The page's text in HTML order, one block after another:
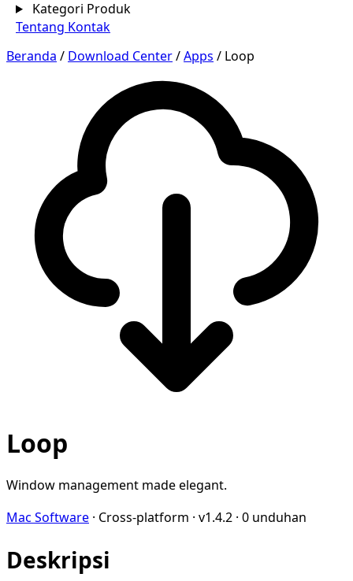
Kategori Produk
Tentang Kontak
Beranda / Download Center/Apps / Loop
Loop
Window management made elegant.
Mac Software · Cross-platform · v1.4.2 · 0 unduhan
Deskripsi